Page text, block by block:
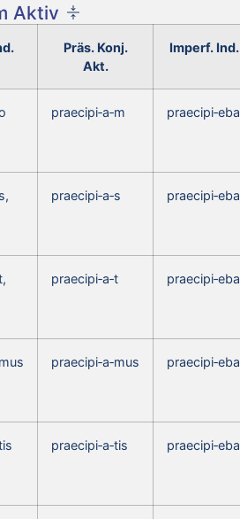
Aktiv
Präs. Konj.
Akt.
Imperf.
praecipi‑a‑m
praecipi‑a‑s
praecipi‑a‑t
praecipi‑a‑mus
praecipi‑a‑tis